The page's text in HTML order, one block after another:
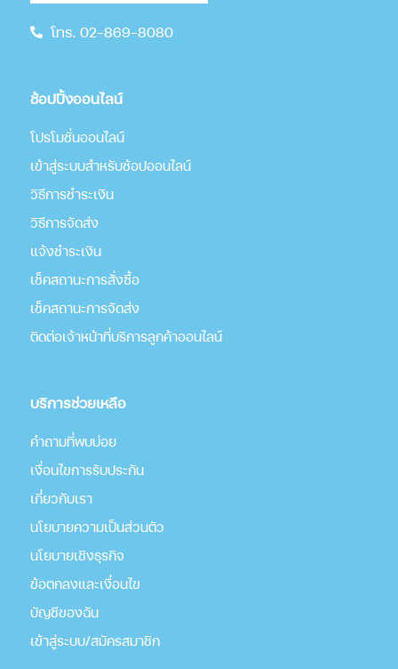
โทร. 02-869-8080
ช้อปปิ้งออนไลน์
โปรโมชั่นออนไลน์
เข้าสู่ระบบสำหรับช้อปออนไลน์
วิธีการชำระเงิน
วิธีการจัดส่ง
แจ้งชำระเงิน
เช็คสถานะการสั่งซื้อ
เช็คสถานะการจัดส่ง
ติดต่อเจ้าหน้าที่บริการลูกค้าออนไลน์
บริการช่วยเหลือ
คำถามที่พบบ่อย
เงื่อนไขการรับประกัน
เกี่่ยวกับเรา
นโยบายความเป็นส่วนตัว
นโยบายเชิงธุรกิจ
ข้อตกลงและเงื่อนไข
บัญชีของฉัน
เข้าสู่ระบบ/สมัครสมาชิก